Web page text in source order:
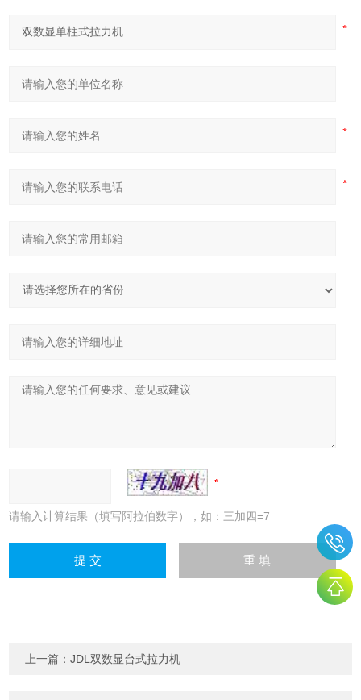
请输入计算结果（填写阿拉伯数字），如：三加四=7
上一篇：JDL双数显台式拉力机